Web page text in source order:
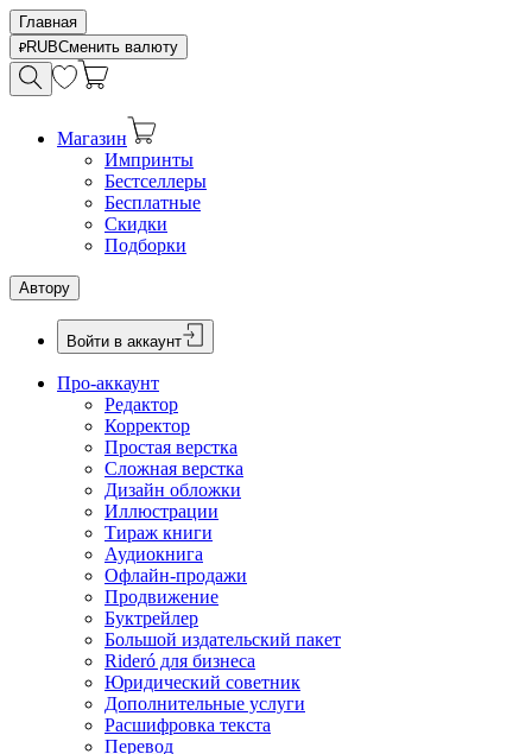
Главная
RUBСменить валюту
Магазин
Импринты
Бестселлеры
Бесплатные
Скидки
Подборки
Автору
Войти в аккаунт
Про-аккаунт
Редактор
Корректор
Простая верстка
Сложная верстка
Дизайн обложки
Иллюстрации
Тираж книги
Аудиокнига
Офлайн-продажи
Продвижение
Буктрейлер
Большой издательский пакет
Rideró для бизнеса
Юридический советник
Дополнительные услуги
Расшифровка текста
Перевод